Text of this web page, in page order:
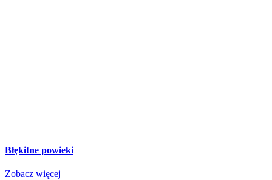
Błękitne powieki
Zobacz więcej